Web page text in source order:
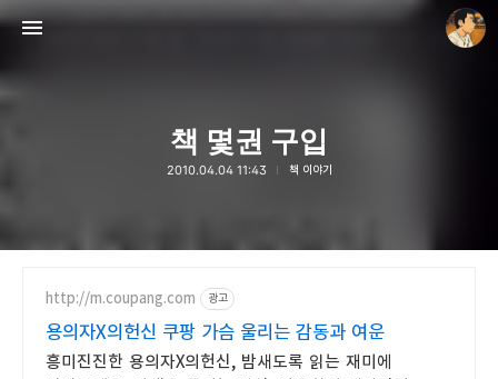
책 몇권 구입
2010.04.04 11:43 책 이야기
http://m.coupang.com 광고
용의자X의헌신 쿠팡 가슴 울리는 감동과 여운
흥미진진한 용의자X의헌신, 밤새도록 읽는 재미에
thebravepost.com